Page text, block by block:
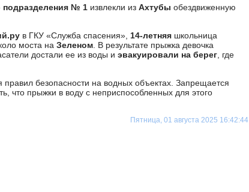
подразделения № 1 извлекли из Ахтубы обездвиженную
в ГКУ «Служба спасения», 14-летняя школьница
моста на Зеленом . В результате прыжка девочка
достали ее из воды и эвакуировали на берег , где
безопасности на водных объектах. Запрещается
что прыжки в воду с неприспособленных для этого
Пятница, 01 августа 2025 16:42:44